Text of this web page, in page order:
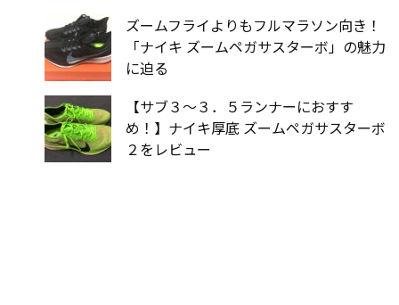
ズームフライよりもフルマラソン向き！
「ナイキ ズームペガサスターボ」の魅力
に迫る
【サブ３〜３．５ランナーにおすす
め！】ナイキ厚底 ズームペガサスターボ
２をレビュー